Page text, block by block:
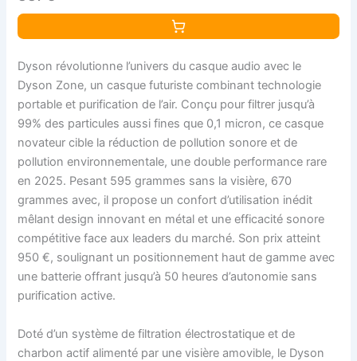
Dyson révolutionne l’univers du casque audio avec le
Dyson Zone, un casque futuriste combinant technologie
portable et purification de l’air. Conçu pour filtrer jusqu’à
99% des particules aussi fines que 0,1 micron, ce casque
novateur cible la réduction de pollution sonore et de
pollution environnementale, une double performance rare
en 2025. Pesant 595 grammes sans la visière, 670
grammes avec, il propose un confort d’utilisation inédit
mêlant design innovant en métal et une efficacité sonore
compétitive face aux leaders du marché. Son prix atteint
950 €, soulignant un positionnement haut de gamme avec
une batterie offrant jusqu’à 50 heures d’autonomie sans
purification active.
Doté d’un système de filtration électrostatique et de
charbon actif alimenté par une visière amovible, le Dyson